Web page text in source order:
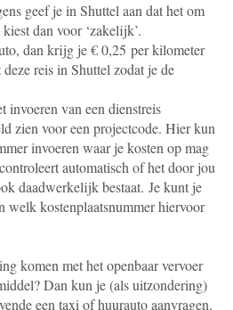
geef je in Shuttel aan dat het om
dan voor ‘zakelijk’.
dan krijg je € 0,25 per kilometer
reis in Shuttel zodat je de
invoeren van een dienstreis
zien voor een projectcode. Hier kun
invoeren waar je kosten op mag
automatisch of het door jou
daadwerkelijk bestaat. Je kunt je
welkkostenplaatsnummerhiervoor
komen met het openbaar vervoer
Dan kun je (als uitzondering)
een taxi of huurauto aanvragen.